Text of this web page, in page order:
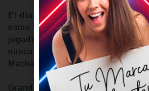
El día era especial, sin lugar, a
estos estelares de Grandes
jugado pelota invernal y
nunca lo hagan, como el
Machado.
Grandes Ligas regresó a la